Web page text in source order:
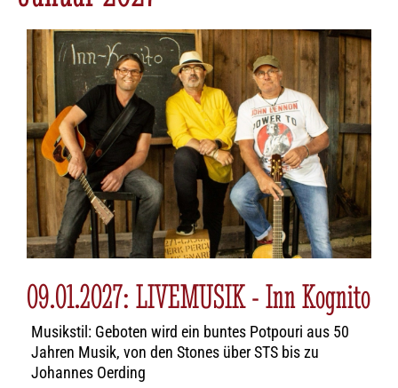
09.01.2027: LIVEMUSIK - Inn Kognito
Musikstil: Geboten wird ein buntes Potpouri aus 50
Jahren Musik, von den Stones über STS bis zu
Johannes Oerding